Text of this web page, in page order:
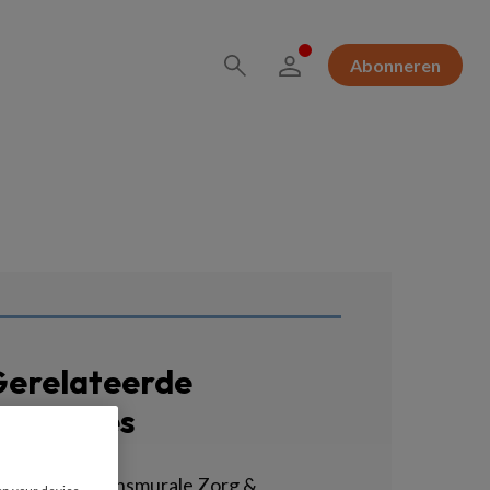
Abonneren
vacatures
Transmurale Zorg &